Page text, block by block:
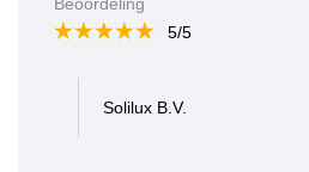
Solilux B.V.
Beoordeling
5/5